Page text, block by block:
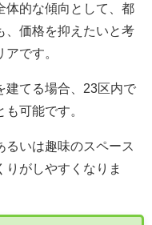
体的な傾向として、都
、価格を抑えたいと考
です。
建てる場合、23区内で
可能です。
るいは趣味のスペース
りがしやすくなりま